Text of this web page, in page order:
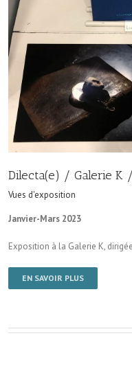
Dilecta(e) / Galerie K
Vues d'exposition
Janvier-Mars 2023
Exposition à la Galerie K,
EN SAVOIR PLUS